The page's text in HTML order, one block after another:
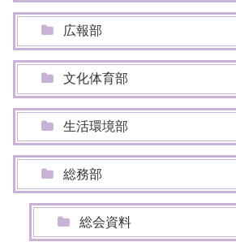
広報部
文化体育部
生活環境部
総務部
総会資料